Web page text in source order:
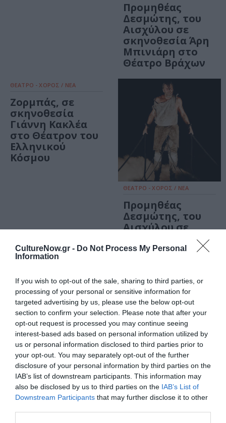
CultureNow.gr - Do Not Process My Personal
Information
If you wish to opt-out of the sale, sharing to third parties, or
processing of your personal or sensitive information for
targeted advertising by us, please use the below opt-out
section to confirm your selection. Please note that after your
opt-out request is processed you may continue seeing
interest-based ads based on personal information utilized by
us or personal information disclosed to third parties prior to
your opt-out. You may separately opt-out of the further
disclosure of your personal information by third parties on the
IAB’s list of downstream participants. This information may
also be disclosed by us to third parties on the IAB’s List of
Downstream Participants that may further disclose it to other
Προμηθέας
Δεσμώτης, του
Αισχύλου σε
σκηνοθεσία Άρη
Μπινιάρη στο
Θέατρο Βράχων
ΘΕΑΤΡΟ - ΧΟΡΟΣ / ΝΕΑ
Ζορμπάς, σε
σκηνοθεσία
Γιάννη Κακλέα
στο Θέατρον του
Ελληνικού
Κόσμου
ΘΕΑΤΡΟ - ΧΟΡΟΣ / ΝΕΑ
Προμηθέας
Δεσμώτης, του
Αισχύλου σε
σκηνοθεσία Άρη
Μπινιάρη στο
ΤΕΧΝΕΣ / ΝΕΑ
Θεοί του
ΘΕΑΤΡΟ - ΧΟΡΟΣ / ΝΕΑ
Προμηθέας
Δεσμώτης, του
Αισχύλου σε
σκηνοθεσία Άρη
Μπινιάρη στο 8ο
Φεστιβάλ
Δάσους